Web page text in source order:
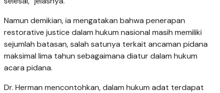
Namun demikian, ia mengatakan bahwa penerapan
restorative justice dalam hukum nasional masih memiliki
sejumlah batasan, salah satunya terkait ancaman pidana
maksimal lima tahun sebagaimana diatur dalam hukum
acara pidana.
Dr. Herman mencontohkan, dalam hukum adat terdapat